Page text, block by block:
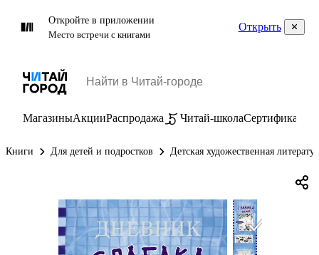
Откройте в приложении
Место встречи с книгами
Открыть
МагазиныАкцииРаспродажа Читай-школаСертификаты
Книги Для детей и подростков Детская художественная